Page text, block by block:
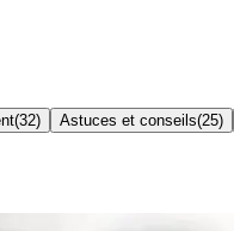
(32) Astuces et conseils(25)